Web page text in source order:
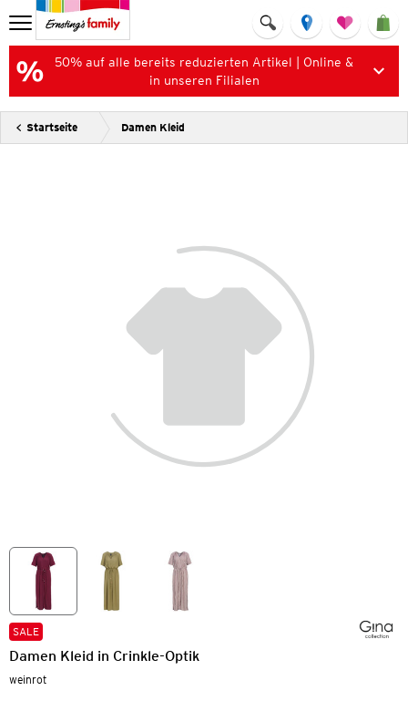
50% auf alle bereits reduzierten Artikel | Online &
in unseren Filialen
Startseite Damen Kleid
SALE
Damen Kleid in Crinkle-Optik
weinrot